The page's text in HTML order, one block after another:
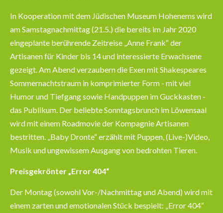
In Kooperation mit dem Jüdischen Museum Hohenems wird
am Samstagnachmittag (21.5.) die bereits im Jahr 2020
eingeplante berührende Zeitreise „Anne Frank“ der
Artisanen für Kinder bis 14 und interessierte Erwachsene
gezeigt. Am Abend verzaubern die Exen mit Shakespeares
Sommernachtstraum in komprimierter Form - mit viel
Humor und Tiefgang sowie Handpuppen im Guckkasten -
das Publikum. Der beliebte Sonntagsbrunch im Löwensaal
wird mit einem Roadmovie der Kompagnie Artisanen
bestritten. „Baby Dronte“ erzählt mit Puppen, (Live-)Video,
Musik und ungewissem Ausgang von bedrohten Tieren.
Preisgekrönter „Error 404“
Der Montag (sowohl Vor-/Nachmittag und Abend) wird mit
einem zarten und emotionalen Stück bespielt: „Error 404“